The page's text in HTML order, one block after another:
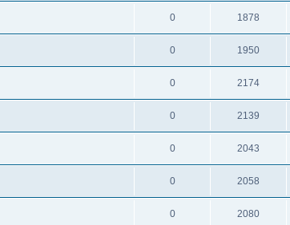
0 1878
0 1950
0 2174
0 2139
0 2043
0 2058
0 2080